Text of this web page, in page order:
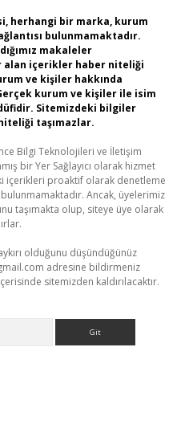
herhangi bir marka, kurum
bulunmamaktadır.
makaleler
alan içerikler haber niteliği
ve kişiler hakkında
kurum ve kişiler ile isim
Sitemizdeki bilgiler
taşımazlar.
Bilgi Teknolojileri ve İletişim
bir Yer Sağlayıcı olarak hizmet
içerikleri proaktif olarak denetleme
Ancak, üyelerimiz
taşımakta olup, siteye üye olarak
olduğunu düşündüğünüz
adresine bildirmeniz
sitemizden kaldırılacaktır.